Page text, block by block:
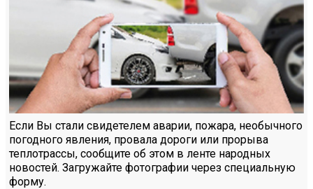
Если Вы стали свидетелем аварии, пожара, необычного
погодного явления, провала дороги или прорыва
теплотрассы, сообщите об этом в ленте народных
новостей. Загружайте фотографии через специальную
форму.